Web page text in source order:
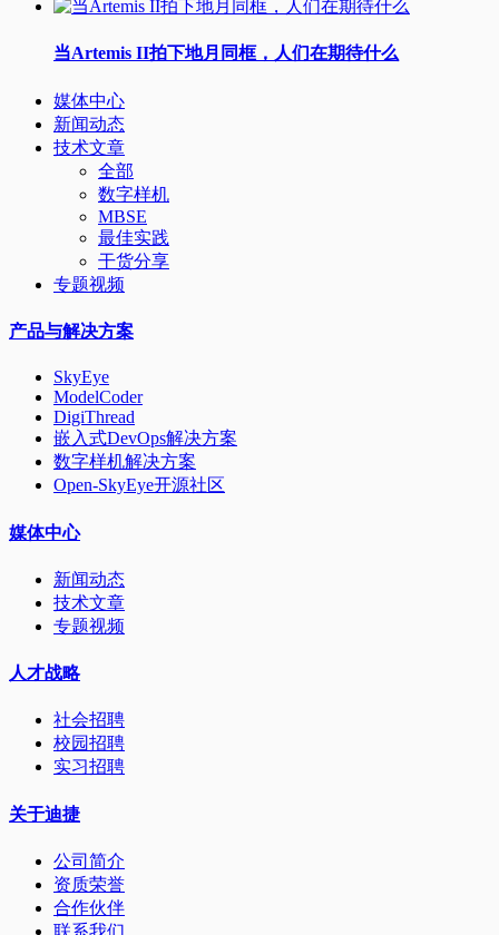
当Artemis II拍下地月同框，人们在期待什么
媒体中心
新闻动态
技术文章
全部
数字样机
MBSE
最佳实践
干货分享
专题视频
产品与解决方案
SkyEye
ModelCoder
DigiThread
嵌入式DevOps解决方案
数字样机解决方案
Open-SkyEye开源社区
媒体中心
新闻动态
技术文章
专题视频
人才战略
社会招聘
校园招聘
实习招聘
关于迪捷
公司简介
资质荣誉
合作伙伴
联系我们